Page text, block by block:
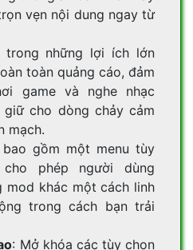
vẹn nội dung ngay từ
trong những lợi ích lớn
toàn quảng cáo, đảm
game và nghe nhạc
cho dòng chảy cảm
mạch.
gồm một menu tùy
phép người dùng
mod khác một cách linh
trong cách bạn trải
: Mở khóa các tùy chọn